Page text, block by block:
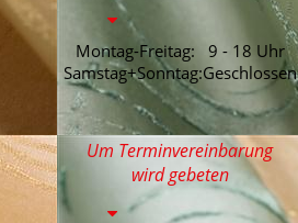
Montag-Freitag: 9 - 18 Uhr
Samstag+Sonntag:Geschlossen
Um Terminvereinbarung
wird gebeten